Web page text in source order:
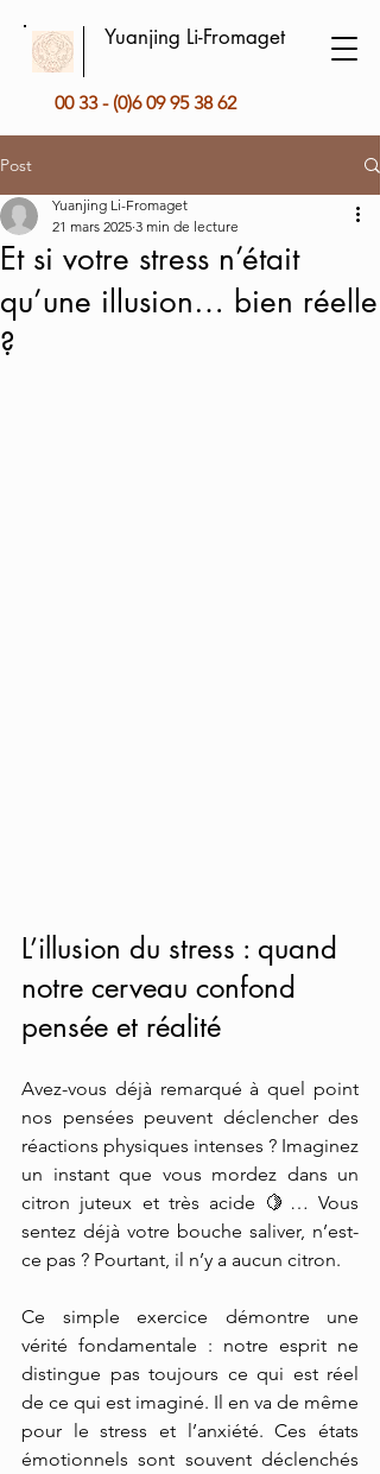
Yuanjing Li-Fromaget
00 33 - (0)6 09 95 38 62
Post
Et si votre stress n’était
qu’une illusion… bien réelle
?
Yuanjing Li-Fromaget
21 mars 2025 3 min de lecture
L’illusion du stress : quand
notre cerveau confond
pensée et réalité
Avez-vous déjà remarqué à quel point
nos pensées peuvent déclencher des
réactions physiques intenses ? Imaginez
un instant que vous mordez dans un
citron juteux et très acide 🍋… Vous
sentez déjà votre bouche saliver, n’est-
ce pas ? Pourtant, il n’y a aucun citron.
Ce simple exercice démontre une
vérité fondamentale : notre esprit ne
distingue pas toujours ce qui est réel
de ce qui est imaginé. Il en va de même
pour le stress et l’anxiété. Ces états
émotionnels sont souvent déclenchés